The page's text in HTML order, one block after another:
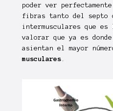
poder ver
fibras tanto del septo
intermusculares que
valorar que ya es donde
asientan el mayor
musculares.